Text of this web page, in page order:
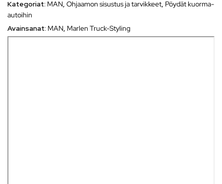
Kategoriat: MAN, Ohjaamon sisustus ja tarvikkeet, Pöydät kuorma-
autoihin
Avainsanat: MAN, Marlen Truck-Styling